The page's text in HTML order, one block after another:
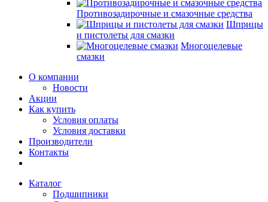
Противозадирочные и смазочные средства
Шприцы
и пистолеты для смазки
Многоцелевые
смазки
О компании
Новости
Акции
Как купить
Условия оплаты
Условия доставки
Производители
Контакты
Каталог
Подшипники